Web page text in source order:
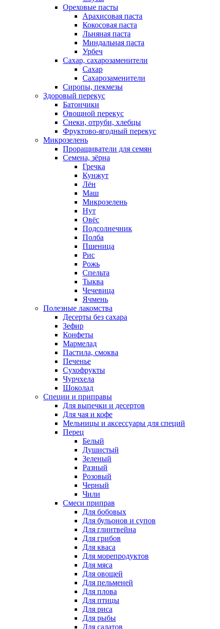
Ореховые пасты
Арахисовая паста
Кокосовая паста
Льняная паста
Миндальная паста
Урбеч
Сахар, сахарозаменители
Сахар
Сахарозаменители
Сиропы, пекмезы
Здоровый перекус
Батончики
Овощной перекус
Снеки, отруби, хлебцы
Фруктово-ягодный перекус
Микрозелень
Проращиватели для семян
Семена, зёрна
Гречка
Кунжут
Лён
Маш
Микрозелень
Нут
Овёс
Подсолнечник
Полба
Пшеница
Рис
Рожь
Спельта
Тыква
Чечевица
Ячмень
Полезные лакомства
Десерты без сахара
Зефир
Конфеты
Мармелад
Пастила, смоква
Печенье
Сухофрукты
Чурчхела
Шоколад
Специи и приправы
Для выпечки и десертов
Для чая и кофе
Мельницы и аксессуары для специй
Перец
Белый
Душистый
Зеленый
Разный
Розовый
Черный
Чили
Смеси приправ
Для бобовых
Для бульонов и супов
Для глинтвейна
Для грибов
Для кваса
Для морепродуктов
Для мяса
Для овощей
Для пельменей
Для плова
Для птицы
Для риса
Для рыбы
Для салатов